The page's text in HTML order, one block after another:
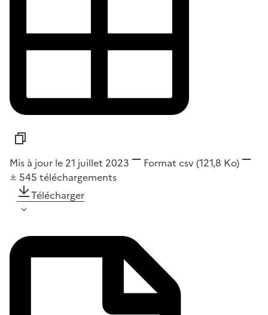
Mis à jour le 21 juillet 2023 Format csv(121,8 Ko)
545 téléchargements
Télécharger